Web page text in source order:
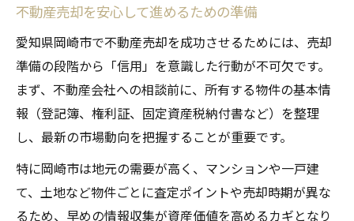
不動産売却を安心して進めるための準備
愛知県岡崎市で不動産売却を成功させるためには、売却
準備の段階から「信用」を意識した行動が不可欠です。
まず、不動産会社への相談前に、所有する物件の基本情
報（登記簿、権利証、固定資産税納付書など）を整理
し、最新の市場動向を把握することが重要です。
特に岡崎市は地元の需要が高く、マンションや一戸建
て、土地など物件ごとに査定ポイントや売却時期が異な
るため、早めの情報収集が資産価値を高めるカギとなり